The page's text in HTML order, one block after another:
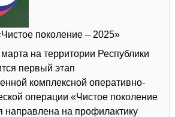
поколение – 2025»
на территории Республики
первый этап
комплексной оперативно-
операции «Чистое поколение
направлена на профилактику